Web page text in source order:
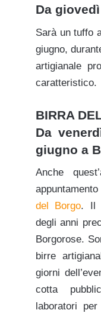
Da
Sarà un tuffo
giugno,
artigianale
caratteristico.
BIRRA
Da
giugno a
Anche
del Borgo. Il
degli anni
Borgorose.
birre
giorni
cotta
laboratori